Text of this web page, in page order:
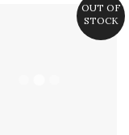
OUT OF
STOCK